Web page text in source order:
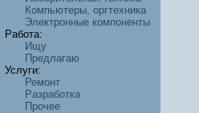
Компьютеры, оргтехника
Электронные компоненты
Работа:
Ищу
Предлагаю
Услуги:
Ремонт
Разработка
Прочее